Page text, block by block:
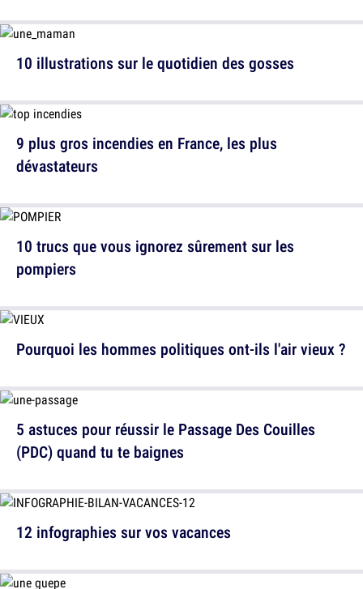
10 illustrations sur le quotidien des gosses
10 trucs que vous ignorez sûrement sur les
pompiers
5 astuces pour réussir le Passage Des Couilles
(PDC) quand tu te baignes
9 plus gros incendies en France, les plus
dévastateurs
Pourquoi les hommes politiques ont-ils l'air vieux ?
12 infographies sur vos vacances